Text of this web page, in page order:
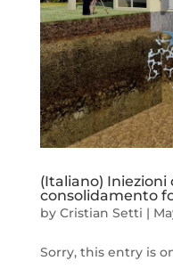
(Italiano)
consolidamento
by Cristian Setti |
Sorry, this entry is